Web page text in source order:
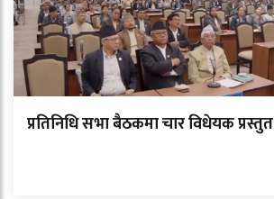
प्रतिनिधि सभा बैठकमा चार विधेयक प्रस्तुत